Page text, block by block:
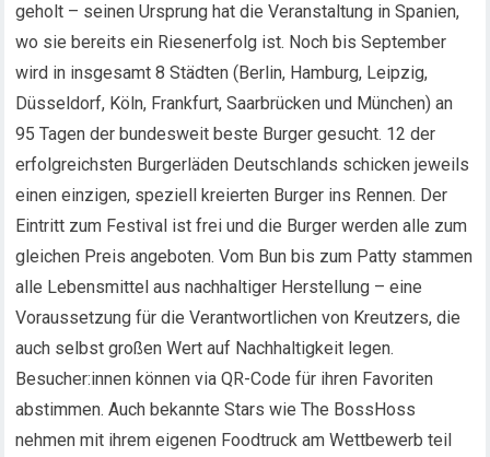
geholt – seinen Ursprung hat die Veranstaltung in Spanien,
wo sie bereits ein Riesenerfolg ist. Noch bis September
wird in insgesamt 8 Städten (Berlin, Hamburg, Leipzig,
Düsseldorf, Köln, Frankfurt, Saarbrücken und München) an
95 Tagen der bundesweit beste Burger gesucht. 12 der
erfolgreichsten Burgerläden Deutschlands schicken jeweils
einen einzigen, speziell kreierten Burger ins Rennen. Der
Eintritt zum Festival ist frei und die Burger werden alle zum
gleichen Preis angeboten. Vom Bun bis zum Patty stammen
alle Lebensmittel aus nachhaltiger Herstellung – eine
Voraussetzung für die Verantwortlichen von Kreutzers, die
auch selbst großen Wert auf Nachhaltigkeit legen.
Besucher:innen können via QR-Code für ihren Favoriten
abstimmen. Auch bekannte Stars wie The BossHoss
nehmen mit ihrem eigenen Foodtruck am Wettbewerb teil